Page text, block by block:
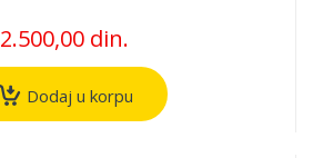
2.500,00 din.
Dodaj u korpu